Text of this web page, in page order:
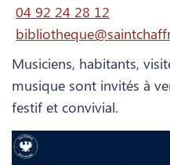
04 92 24 28 12
Musiciens, habitants,
musique sont invités à
festif et convivial.